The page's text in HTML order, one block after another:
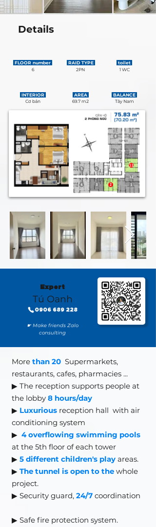
Details
FLOOR number
6
RAID TYPE
2PN
toilet
1 WC
INTERIOR
Cơ bản
AREA
69.7 m2
BALANCE
Tây Nam
Expert
Tú Oanh
0906 689 228
☛ Make friends Zalo
consulting
More than 20 Supermarkets,
restaurants, cafes, pharmacies ...
▶ The reception supports people at
the lobby 8 hours/day
▶ Luxurious reception hall with air
conditioning system
▶ 4 overflowing swimming pools
at the 5th floor of each tower
▶ 5 different children's play areas.
▶ The tunnel is open to the whole
project.
▶ Security guard, 24/7 coordination
▶ Safe fire protection system.